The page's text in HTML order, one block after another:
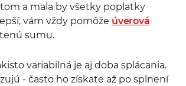
a mala by všetky poplatky
vám vždy pomôže úverová
sumu.
variabilná je aj doba splácania.
- často ho získate až po splnení